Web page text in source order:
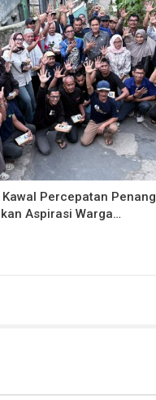
Percepatan
Aspirasi Warga…